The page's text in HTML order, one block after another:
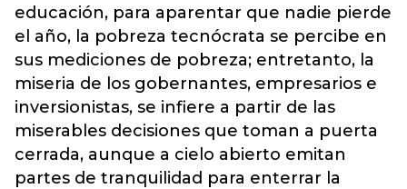
educación, para aparentar que nadie pierde
el año, la pobreza tecnócrata se percibe en
sus mediciones de pobreza; entretanto, la
miseria de los gobernantes, empresarios e
inversionistas, se infiere a partir de las
miserables decisiones que toman a puerta
cerrada, aunque a cielo abierto emitan
partes de tranquilidad para enterrar la